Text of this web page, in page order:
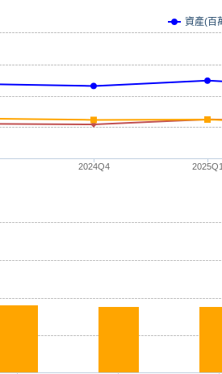
資產(百
2024Q4 2025Q1